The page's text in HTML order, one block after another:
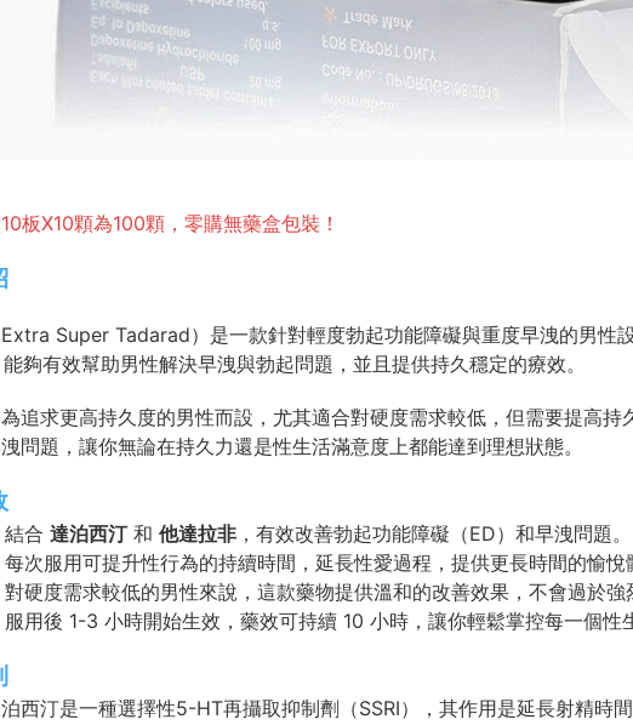
板X10顆為100顆，零購無藥盒包裝！
Extra Super Tadarad）是一款針對輕度勃起功能障礙與重度早洩的男性
能夠有效幫助男性解決早洩與勃起問題，並且提供持久穩定的療效。
追求更高持久度的男性而設，尤其適合對硬度需求較低，但需要提高
問題，讓你無論在持久力還是性生活滿意度上都能達到理想狀態。
結合 達泊西汀和 他達拉非 ，有效改善勃起功能障礙（ED）和早洩問題。
每次服用可提升性行為的持續時間，延長性愛過程，提供更長時間的愉悅
對硬度需求較低的男性來說，這款藥物提供溫和的改善效果，不會過於強
服用後 1-3 小時開始生效，藥效可持續 10 小時，讓你輕鬆掌控每一個性
西汀是一種選擇性5-HT再攝取抑制劑（SSRI），其作用是延長射精時